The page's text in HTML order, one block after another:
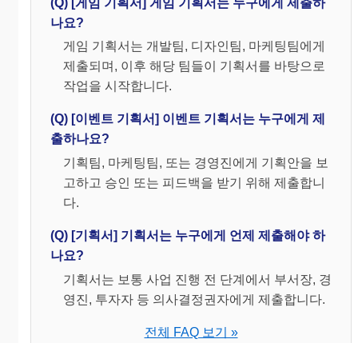
나요?
게임 기획서는 개발팀, 디자인팀, 마케팅팀에게
제출되며, 이후 해당 팀들이 기획서를 바탕으로
작업을 시작합니다.
(Q) [이벤트 기획서] 이벤트 기획서는 누구에게 제
출하나요?
기획팀, 마케팅팀, 또는 경영진에게 기획안을 보
고하고 승인 또는 피드백을 받기 위해 제출합니
다.
(Q) [기획서] 기획서는 누구에게 언제 제출해야 하
나요?
기획서는 보통 사업 진행 전 단계에서 부서장, 경
영진, 투자자 등 의사결정권자에게 제출합니다.
전체 FAQ 보기 »